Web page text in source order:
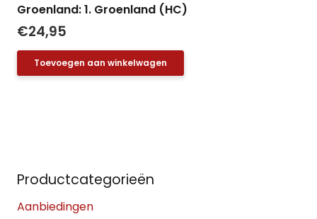
Groenland: 1. Groenland (HC)
€24,95
Toevoegen aan winkelwagen
Productcategorieën
Aanbiedingen